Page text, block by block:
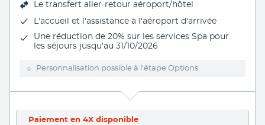
Le transfert aller-retour aéroport/hôtel
L'accueil et l'assistance à l'aéroport d'arrivée
Une réduction de 20% sur les services Spa pour
les séjours jusqu'au 31/10/2026
Personnalisation possible à l’étape Options.
Paiement en 4X disponible